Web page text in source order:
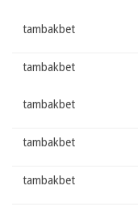
tambakbet
tambakbet
tambakbet
tambakbet
tambakbet